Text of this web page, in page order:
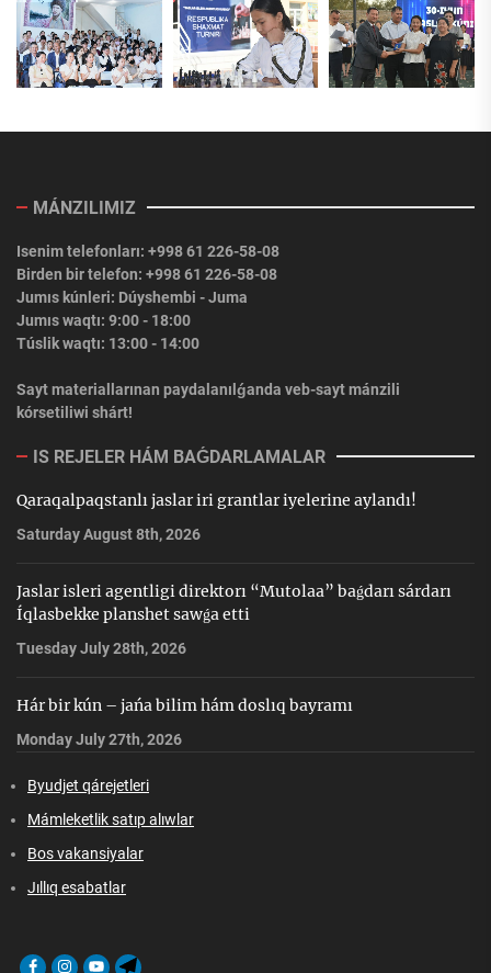
MÁNZILIMIZ
Isenim telefonları: +998 61 226-58-08
Birden bir telefon: +998 61 226-58-08
Jumıs kúnleri: Dúyshembi - Juma
Jumıs waqtı: 9:00 - 18:00
Túslik waqtı: 13:00 - 14:00
Sayt materiallarınan paydalanılǵanda veb-sayt mánzili
kórsetiliwi shárt!
IS REJELER HÁM BAǴDARLAMALAR
Qaraqalpaqstanlı jaslar iri grantlar iyelerine aylandı!
Saturday August 8th, 2026
Jaslar isleri agentligi direktorı “Mutolaa” baǵdarı sárdarı
Íqlasbekke planshet sawǵa etti
Tuesday July 28th, 2026
Hár bir kún – jańa bilim hám doslıq bayramı
Monday July 27th, 2026
Byudjet qárejetleri
Mámleketlik satıp alıwlar
Bos vakansiyalar
Jıllıq esabatlar
FacebookInstagram
YoutubeTelegram